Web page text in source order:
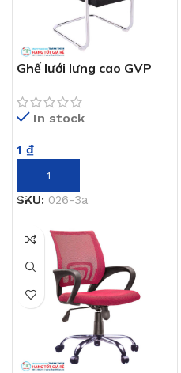
Ghế lưới lưng cao GVP
In stock
1 ₫
THÊM VÀO GIỎ HÀNG
SKU: 026-3a